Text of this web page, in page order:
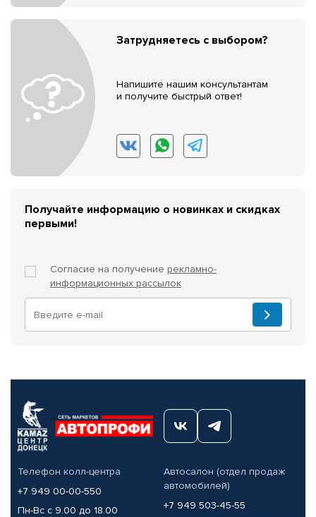
Затрудняетесь с выбором?
Напишите нашим консультантам
и получите быстрый ответ!
Получайте информацию о новинках и скидках
первыми!
Согласие на получение рекламно-
информационных рассылок
Телефон колл-центра
+7 949 00-00-550
Пн-Вс с 9.00 до 18.00
Автосалон (отдел продаж
автомобилей)
+7 949 503-45-55